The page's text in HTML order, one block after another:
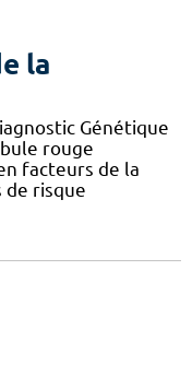
la
Génétique
rouge
facteurs de la
de risque